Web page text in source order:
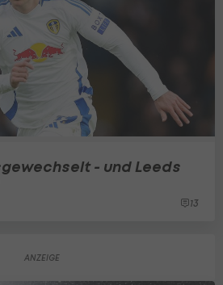
- und Leeds
13